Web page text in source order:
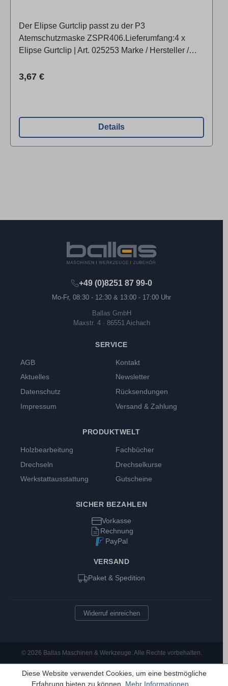
Der Elipse Gurtclip passt zu der P3
Atemschutzmaske ZSPR406.Lieferumfang:4 x
Elipse Gurtclip | Art. 025253 Marke / Hersteller /
Ltd10 Harewood Avenue, NW1 6AAGroßbritannien
Regulärer Preis:
3,67 €
Details
+49 (0)8251 87 99-0
Mo-Fr, 08:30 - 12:30 & 13:00 - 17:00 Uhr
Ballas GmbH
Maxstr. 4 · 86551 Aichach
SERVICE
AGB
Aktuelles
Datenschutz
Impressum
Kontakt
Newsletter
Rücksendungen
Versand & Zahlung
PRODUKTWELT
Holzbearbeitung
Drechseln
Werkstattausstattung
Fachbücher
Drechselkurse
Gutscheine
SICHER BEZAHLEN
Vorkasse
Rechnung
PayPal
VERSAND
Paket & Spedition
Widerruf einreichen
© 2026 Ballas Maschinen & Werkzeuge. Alle Rechte vorbehalten.
Diese Website verwendet Cookies, um eine bestmögliche
Erfahrung bieten zu können. Mehr Informationen ...